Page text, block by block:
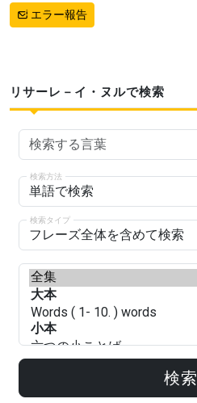
エラー報告
リサーレ－イ・ヌルで検索
検索方法
検索タイプ
検索